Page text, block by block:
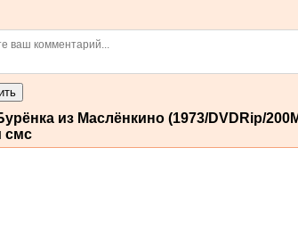
из Маслёнкино (1973/DVDRip/
смс